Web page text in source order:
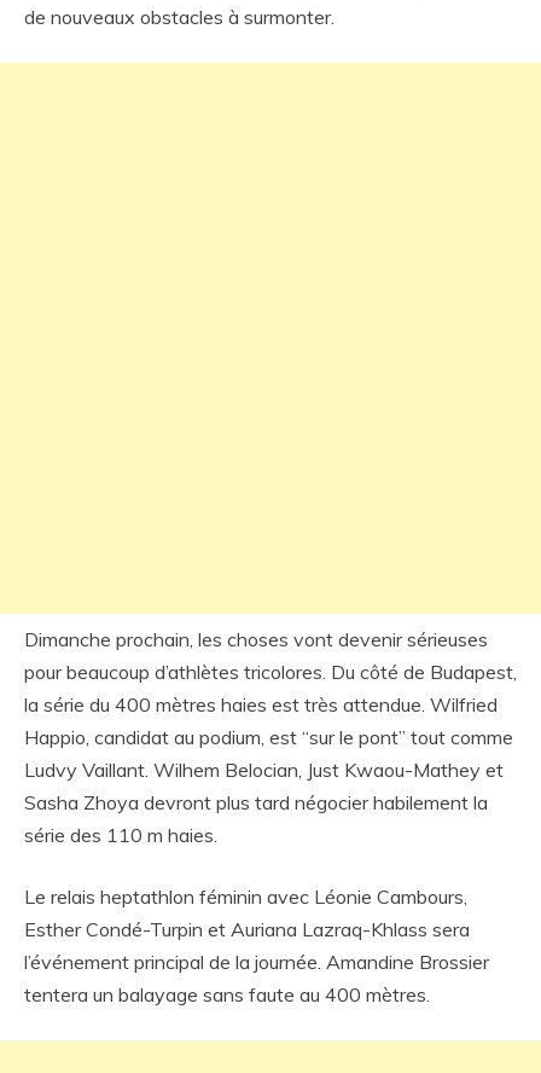
de nouveaux obstacles à surmonter.
Dimanche prochain, les choses vont devenir sérieuses
pour beaucoup d’athlètes tricolores. Du côté de Budapest,
la série du 400 mètres haies est très attendue. Wilfried
Happio, candidat au podium, est “sur le pont” tout comme
Ludvy Vaillant. Wilhem Belocian, Just Kwaou-Mathey et
Sasha Zhoya devront plus tard négocier habilement la
série des 110 m haies.
Le relais heptathlon féminin avec Léonie Cambours,
Esther Condé-Turpin et Auriana Lazraq-Khlass sera
l’événement principal de la journée. Amandine Brossier
tentera un balayage sans faute au 400 mètres.